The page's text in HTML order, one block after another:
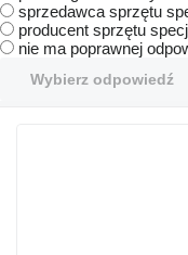
sprzedawca sprzętu
producent sprzętu
nie ma poprawnej
Wybierz odpowiedź